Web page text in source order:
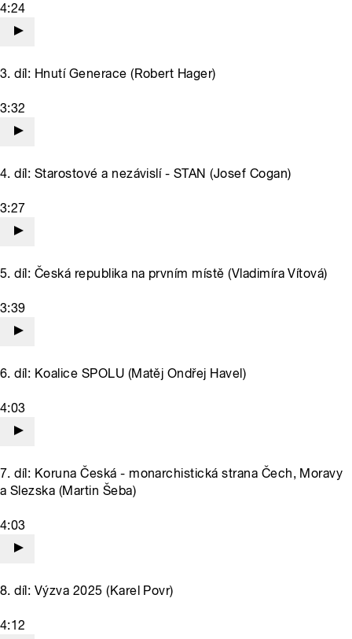
4:24
3. díl: Hnutí Generace (Robert Hager)
3:32
4. díl: Starostové a nezávislí - STAN (Josef Cogan)
3:27
5. díl: Česká republika na prvním místě (Vladimíra Vítová)
3:39
6. díl: Koalice SPOLU (Matěj Ondřej Havel)
4:03
7. díl: Koruna Česká - monarchistická strana Čech, Moravy
a Slezska (Martin Šeba)
4:03
8. díl: Výzva 2025 (Karel Povr)
4:12